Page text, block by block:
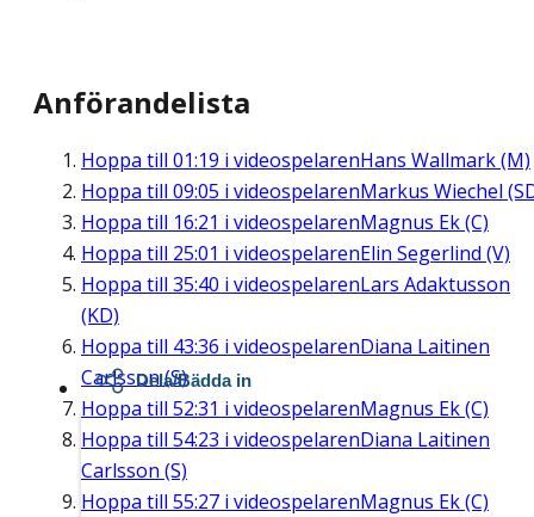
Anförandelista
Hoppa till 01:19 i videospelarenHans Wallmark (M)
Hoppa till 09:05 i videospelarenMarkus Wiechel
Hoppa till 16:21 i videospelarenMagnus Ek (C)
Hoppa till 25:01 i videospelarenElin Segerlind (V)
Hoppa till 35:40 i videospelarenLars Adaktusson
(KD)
Hoppa till 43:36 i videospelarenDiana Laitinen
Carlsson (S)
Hoppa till 52:31 i videospelarenMagnus Ek (C)
Hoppa till 54:23 i videospelarenDiana Laitinen
Carlsson (S)
Hoppa till 55:27 i videospelarenMagnus Ek (C)
Dela/Bädda in